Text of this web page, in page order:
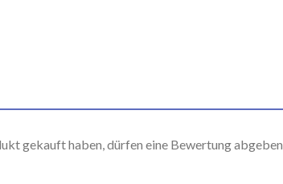
gekauft haben, dürfen eine Bewertung abgeben.